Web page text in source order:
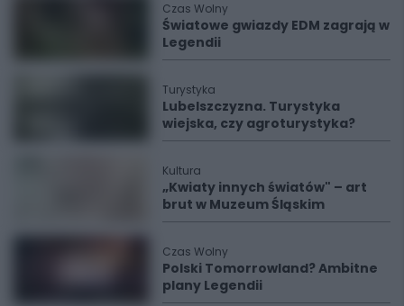
Czas Wolny
Światowe gwiazdy EDM zagrają w
Legendii
Turystyka
Lubelszczyzna. Turystyka
wiejska, czy agroturystyka?
Kultura
„Kwiaty innych światów" – art
brut w Muzeum Śląskim
Czas Wolny
Polski Tomorrowland? Ambitne
plany Legendii